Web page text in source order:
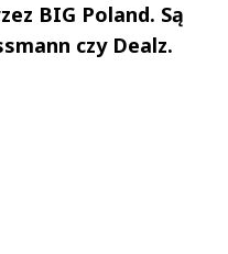
BIG Poland. Są
czy Dealz.